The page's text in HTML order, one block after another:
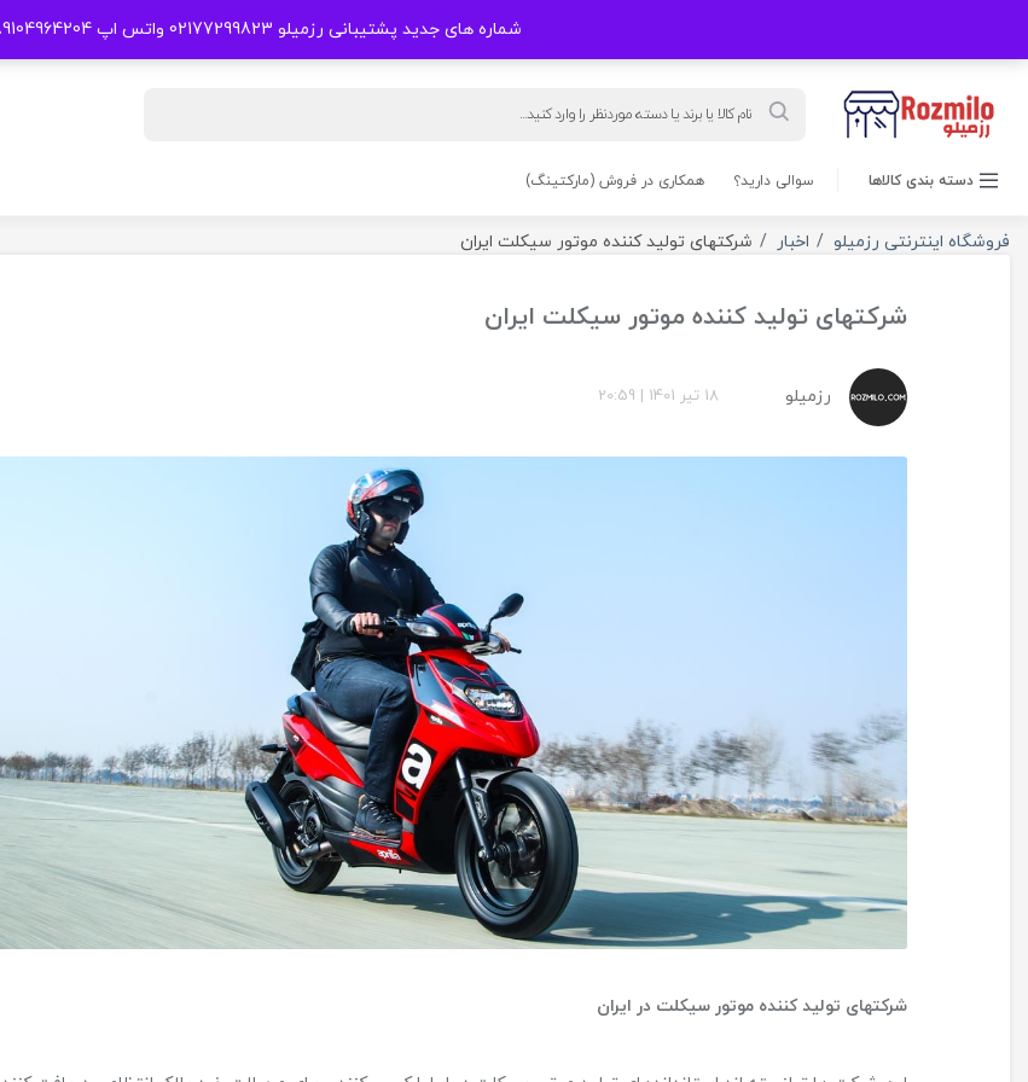
شماره های جدید پشتیبانی رزمیلو 02177299823 واتس اپ 989104964204+
search
دسته بندی کالاها سوالی دارید؟ همکاری در فروش (مارکتینگ)
فروشگاه اینترنتی رزمیلو اخبار شرکتهای تولید کننده موتور سیکلت ایران
شرکتهای تولید کننده موتور سیکلت ایران
رزمیلو 18 تیر 1401 |
20:59
شرکتهای تولید کننده موتور سیکلت در ایران